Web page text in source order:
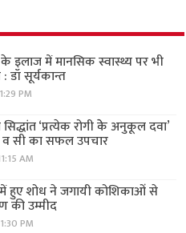
में मानसिक स्वास्थ्य पर भी
डॉ सूर्यकान्त
PM
‘प्रत्येक रोगी केे अनुकूल दवा’
व सी का सफल उपचार
AM
हुए शोध ने जगायी कोशिकाओं से
की उम्मीद
PM